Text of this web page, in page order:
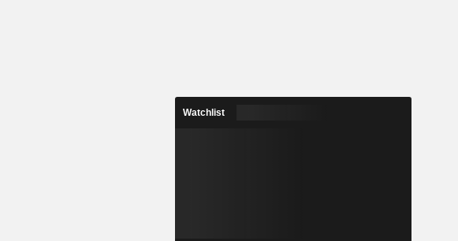
Watchlist